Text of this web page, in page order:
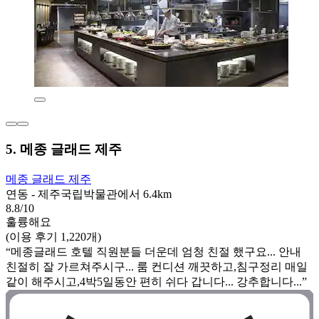
5. 메종 글래드 제주
메종 글래드 제주
연동 - 제주국립박물관에서 6.4km
8.8/10
훌륭해요
(이용 후기 1,220개)
“메종글래드 호텔 직원분들 더운데 엄청 친절 했구요... 안내
친절히 잘 가르쳐주시구... 룸 컨디션 깨끗하고,침구정리 매일
같이 해주시고,4박5일동안 편히 쉬다 갑니다... 강추합니다...”